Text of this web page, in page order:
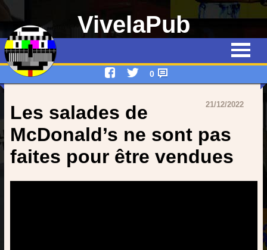
VivelaPub
Quiz
Emissions
Qui suis-je ?
Interviews
Devenez rédacteur !
0
21/12/2022
Les salades de
McDonald’s ne sont pas
faites pour être vendues